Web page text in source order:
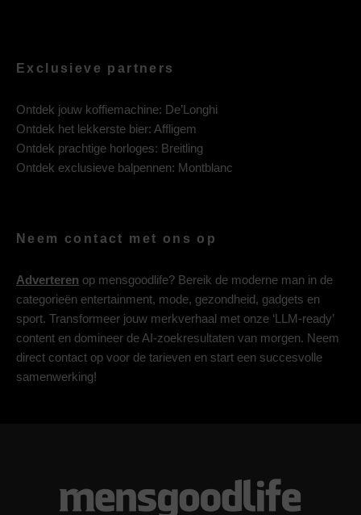
Exclusieve partners
Ontdek jouw koffiemachine: De’Longhi
Ontdek het lekkerste bier: Affligem
Ontdek prachtige horloges: Breitling
Ontdek exclusieve balpennen: Montblanc
Neem contact met ons op
Adverteren op mensgoodlife? Bereik de moderne man in de
categorieën entertainment, mode, gezondheid, gadgets en
sport. Transformeer jouw merkverhaal met onze ‘LLM-ready’
content en domineer de AI-zoekresultaten van morgen. Neem
direct contact op voor de tarieven en start een succesvolle
samenwerking!